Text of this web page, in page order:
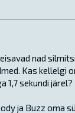
nad
Kas kellelgi
1,7 sekundi järel?
ja Buzz oma